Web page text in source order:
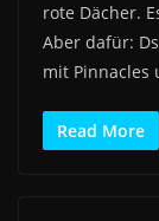
rote Dächer.
Aber dafür:
mit Pinnacles
Read More